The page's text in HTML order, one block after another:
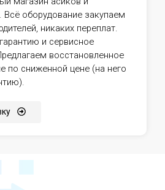
оборудование закупаем
никаких переплат.
и сервисное
восстановленное
по сниженной цене (на него